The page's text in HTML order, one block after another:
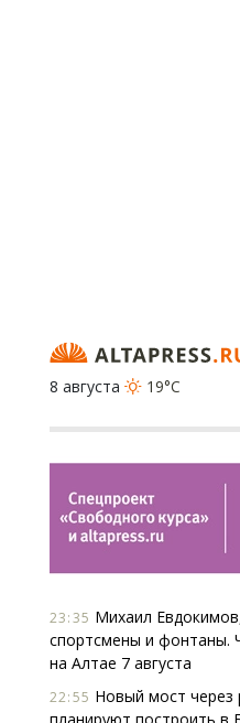
8 августа
19°C
23:35 Михаил
спортсмены и фонтаны.
на Алтае 7 августа
22:55 Новый мост через